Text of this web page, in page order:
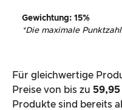
Gewichtung: 15%
*Die maximale
Für gleichwertige
Preise von bis zu
Produkte sind bereits